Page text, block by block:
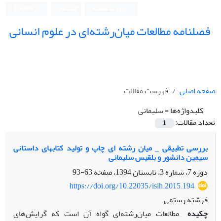
فصلنامه مطالعات میان‌رشته‌ای در علوم انسانی
صفحه اصلی
فهرست مقالات
کلیدواژه‌ها =سلیمانی
تعداد مقالات:
1
بررسی تطبیقی _ میان رشته ای چاپ و تولید کتابهای داستانی
سیمین دانشور و بلقیس سلیمانی
دوره 7، شماره 3، تابستان 1394، صفحه
63-93
https://doi.org/10.22035/isih.2015.194
فرشته رستمی
چکیده مطالعات میان‌رشته‌ای گواه آن است که گرایش‌های